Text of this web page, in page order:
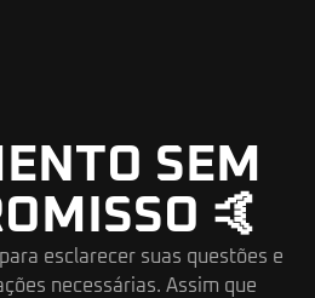
SEM
🤙
esclarecer suas questões e
necessárias. Assim que